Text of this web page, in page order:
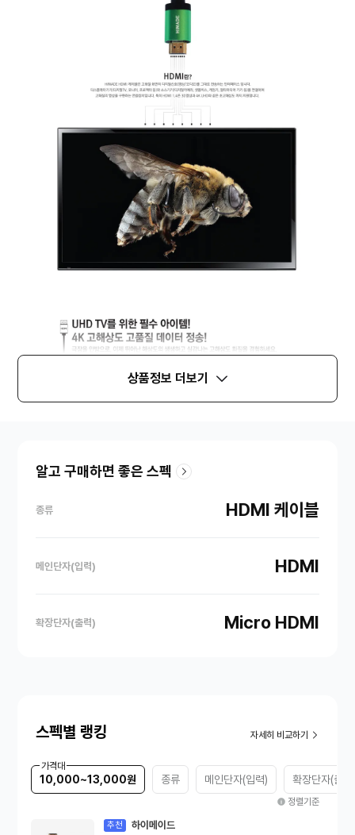
상품정보 더보기
알고 구매하면 좋은 스펙
종류 HDMI 케이블
메인단자(입력) HDMI
확장단자(출력) Micro HDMI
스펙별 랭킹 자세히 비교하기
가격대
10,000~13,000원 종류 메인단자(입력) 확장단자(출력)
정렬기준
추천 하이메이드